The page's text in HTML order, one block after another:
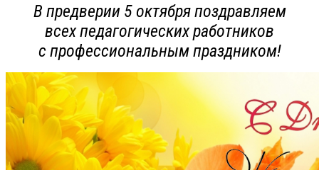
В предверии 5 октября поздравляем
всех педагогических работников
с профессиональным праздником!